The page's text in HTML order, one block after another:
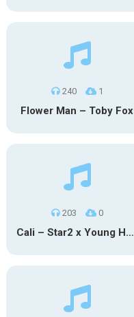
240 1
Flower Man – Toby Fox
203 0
Cali – Star2 x Young Henny